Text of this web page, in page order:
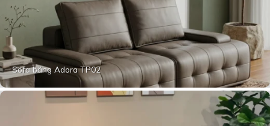
Sofa băng Adora TP02